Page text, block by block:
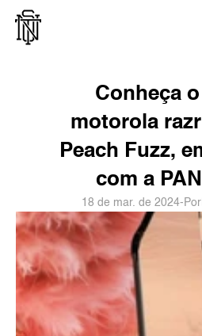
Conheça
motorola
Peach Fuzz,
com a
18 de mar. de 2024- Por